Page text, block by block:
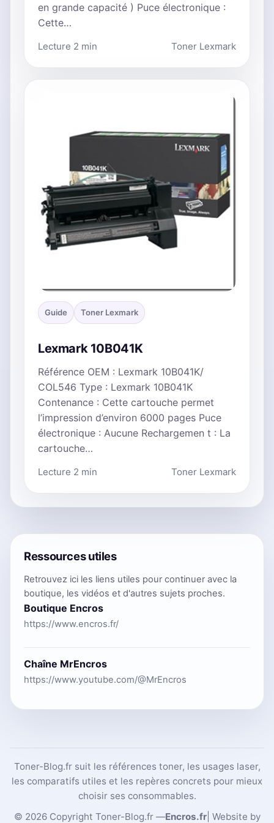
en grande capacité ) Puce électronique :
Cette…
Lecture 2 min Toner Lexmark
Guide Toner Lexmark
Lexmark 10B041K
Référence OEM : Lexmark 10B041K/
COL546 Type : Lexmark 10B041K
Contenance : Cette cartouche permet
l’impression d’environ 6000 pages Puce
électronique : Aucune Rechargemen t : La
cartouche…
Lecture 2 min Toner Lexmark
Ressources utiles
Retrouvez ici les liens utiles pour continuer avec la
boutique, les vidéos et d'autres sujets proches.
Boutique Encros
https://www.encros.fr/
Chaîne MrEncros
https://www.youtube.com/@MrEncros
Toner-Blog.fr suit les références toner, les usages laser,
les comparatifs utiles et les repères concrets pour mieux
choisir ses consommables.
© 2026 Copyright Toner-Blog.fr —Encros.fr| Website by